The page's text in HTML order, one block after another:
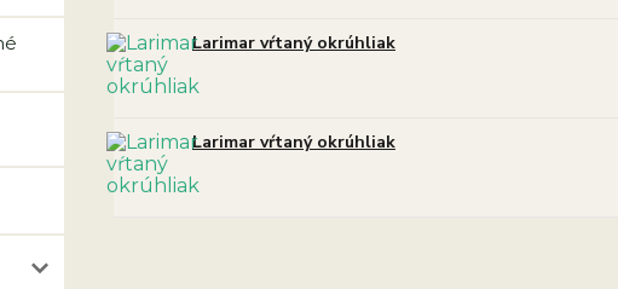
Larimar vŕtaný okrúhliak
Larimar vŕtaný okrúhliak